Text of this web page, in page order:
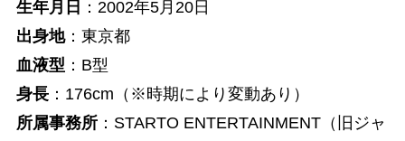
生年月日 ：2002年5月20日
出身地：東京都
血液型 ：B型
身長：176cm（※時期により変動あり）
所属事務所：STARTO ENTERTAINMENT（旧ジャ